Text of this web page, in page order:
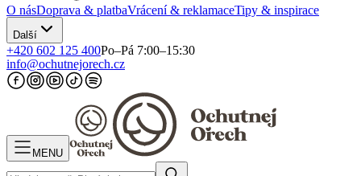
O násDoprava & platbaVrácení & reklamaceTipy & inspirace
Další
+420 602 125 400Po–Pá 7:00–15:30
info@ochutnejorech.cz
MENU